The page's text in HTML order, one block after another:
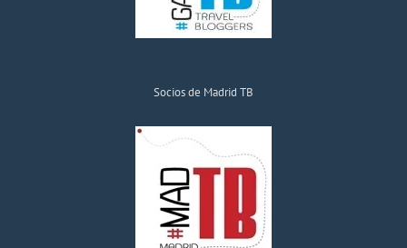
Socios de Madrid TB